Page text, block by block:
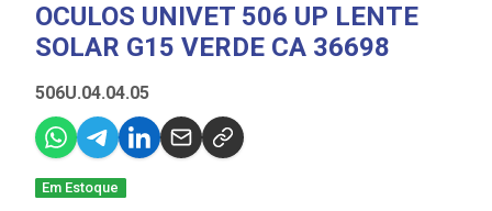
OCULOS UNIVET 506 UP LENTE
SOLAR G15 VERDE CA 36698
506U.04.04.05
Em Estoque